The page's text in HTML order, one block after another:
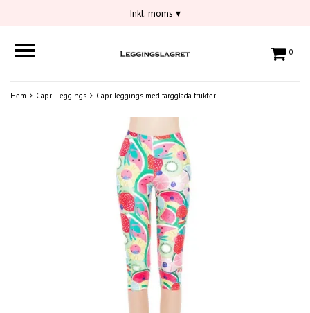
Inkl. moms ▾
0
Hem Capri Leggings Caprileggings med färgglada frukter